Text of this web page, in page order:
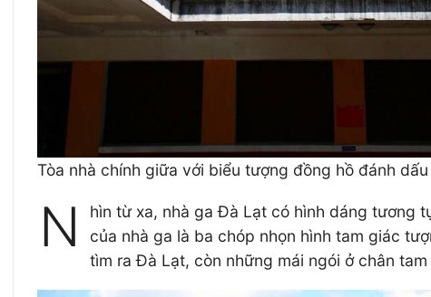
Tòa nhà chính giữa với biểu tượng đồng hồ đánh
N
hìn từ xa, nhà ga Đà Lạt có hình dáng tương
của nhà ga là ba chóp nhọn hình tam giác
tìm ra Đà Lạt, còn những mái ngói ở chân